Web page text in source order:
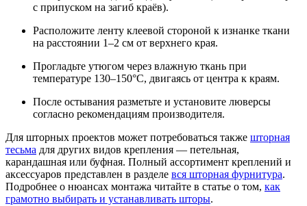
с припуском на загиб краёв).
Расположите ленту клеевой стороной к изнанке ткани
на расстоянии 1–2 см от верхнего края.
Прогладьте утюгом через влажную ткань при
температуре 130–150°C, двигаясь от центра к краям.
После остывания разметьте и установите люверсы
согласно рекомендациям производителя.
Для шторных проектов может потребоваться также шторная
тесьма для других видов крепления — петельная,
карандашная или буфная. Полный ассортимент креплений и
аксессуаров представлен в разделе вся шторная фурнитура.
Подробнее о нюансах монтажа читайте в статье о том, как
грамотно выбирать и устанавливать шторы.